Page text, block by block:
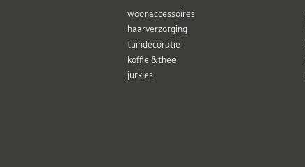
woonaccessoires
haarverzorging
tuindecoratie
koffie & thee
jurkjes